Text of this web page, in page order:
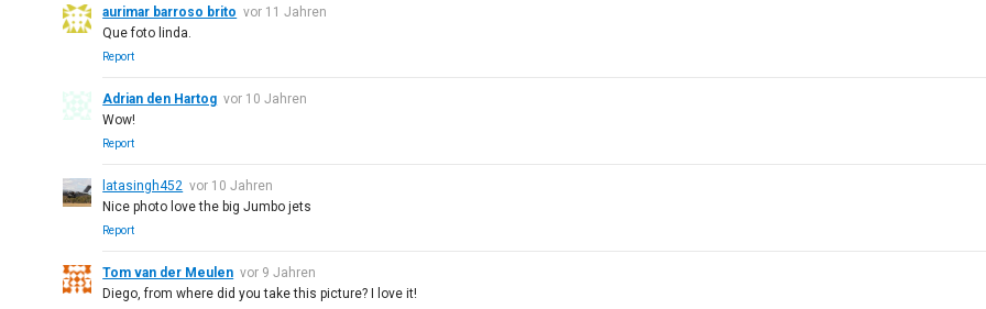
aurimar barroso brito vor 11 Jahren
Que foto linda.
Report
Adrian den Hartog vor 10 Jahren
Wow!
Report
latasingh452 vor 10 Jahren
Nice photo love the big Jumbo jets
Report
Tom van der Meulen vor 9 Jahren
Diego, from where did you take this picture? I love it!